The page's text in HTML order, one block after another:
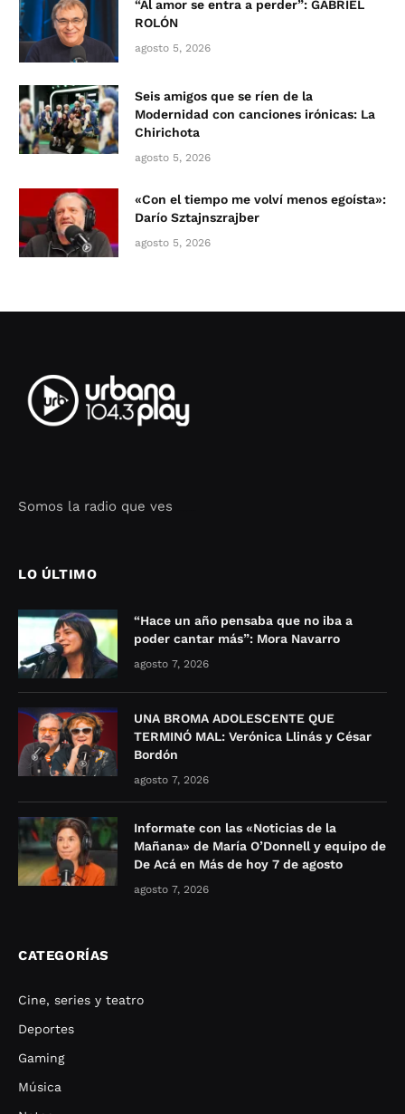
“Al amor se entra a perder”: GABRIEL
ROLÓN
agosto 5, 2026
Seis amigos que se ríen de la
Modernidad con canciones irónicas: La
Chirichota
agosto 5, 2026
«Con el tiempo me volví menos egoísta»:
Darío Sztajnszrajber
agosto 5, 2026
Somos la radio que ves
LO ÚLTIMO
“Hace un año pensaba que no iba a
poder cantar más”: Mora Navarro
agosto 7, 2026
UNA BROMA ADOLESCENTE QUE
TERMINÓ MAL: Verónica Llinás y César
Bordón
agosto 7, 2026
Informate con las «Noticias de la
Mañana» de María O’Donnell y equipo de
De Acá en Más de hoy 7 de agosto
agosto 7, 2026
CATEGORÍAS
Cine, series y teatro
Deportes
Gaming
Música